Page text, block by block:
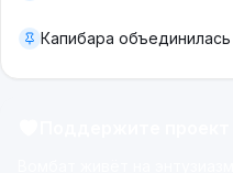
Капибара